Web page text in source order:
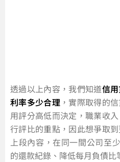
透過以上內容，我們知道信
利率多少合理 ，實際取得的
用評分高低而決定，職業收
行評比的重點，因此想爭取
上段內容，在同一間公司至
的還款紀錄、降低每月負債比